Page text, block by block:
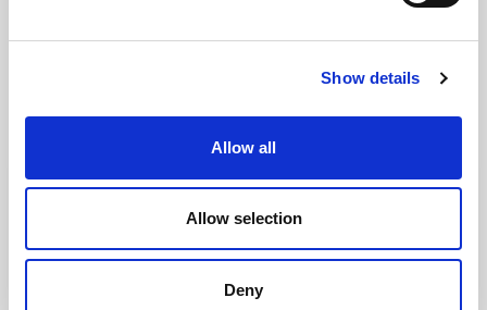
Show details
Allow all
Allow selection
Deny
Relaterte historier
David Steinberg: Hands
Hands: David Steinberg er en mesterlig
formidler av seksuell nytelse og glede. 19
bilder.